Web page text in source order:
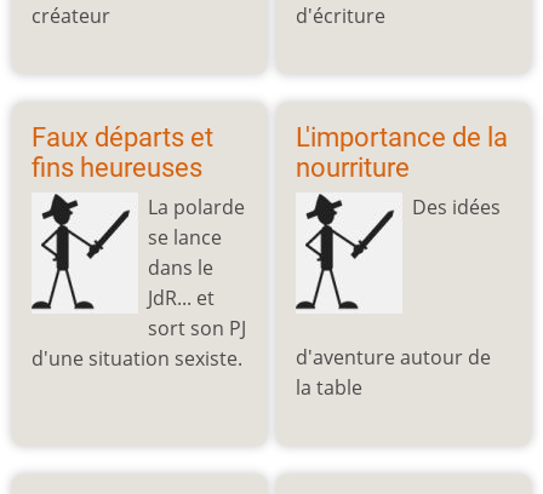
créateur
d'écriture
Faux départs et
fins heureuses
La polarde
se lance
dans le
JdR... et
sort son PJ
d'une situation sexiste.
L'importance de la
nourriture
Des idées
d'aventure autour de
la table